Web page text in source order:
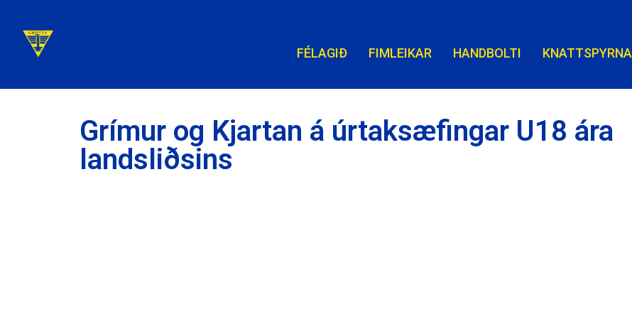
FÉLAGIÐ FIMLEIKAR HANDBOLTI KNATTSPYRNA
Grímur og Kjartan á úrtaksæfingar U18 ára
landsliðsins